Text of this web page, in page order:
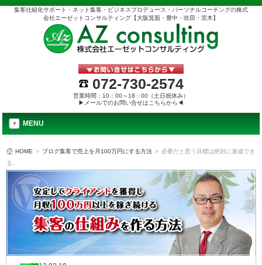
集客仕組化サポート・ネット集客・ビジネスプロデュース・パーソナルコーチングの株式
会社エーゼットコンサルティング【大阪箕面・豊中・吹田・茨木】
072-730-2574
営業時間：10：00～18：00（土日祝休み）
▶メールでのお問い合せはこちらから◀
MENU
HOME > ブログ集客で売上を月100万円にする方法 > 必要だと思う目標は絶対に達成でき
る。